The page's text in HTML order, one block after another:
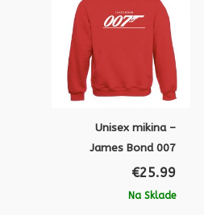
Unisex mikina –
James Bond 007
€25.99
Na Sklade